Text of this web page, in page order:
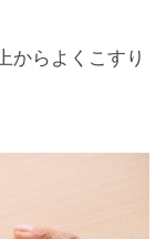
からよくこすり